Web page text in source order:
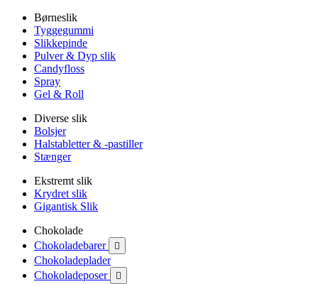
Børneslik
Tyggegummi
Slikkepinde
Pulver & Dyp slik
Candyfloss
Spray
Gel & Roll
Diverse slik
Bolsjer
Halstabletter & -pastiller
Stænger
Ekstremt slik
Krydret slik
Gigantisk Slik
Chokolade
Chokoladebarer

Chokoladeplader
Chokoladeposer
